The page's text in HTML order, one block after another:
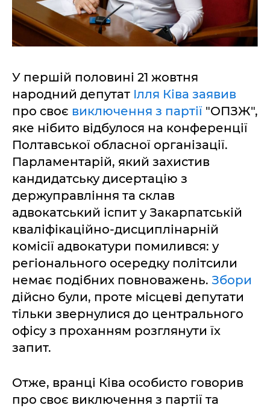
У першій половині 21 жовтня
народний депутат Ілля Ківа заявив
про своє виключення з партії "ОПЗЖ",
яке нібито відбулося на конференції
Полтавської обласної організації.
Парламентарій, який захистив
кандидатську дисертацію з
держуправління та склав
адвокатський іспит у Закарпатській
кваліфікаційно-дисциплінарній
комісії адвокатури помилився: у
регіонального осередку політсили
немає подібних повноважень. Збори
дійсно були, проте місцеві депутати
тільки звернулися до центрального
офісу з проханням розглянути їх
запит.
Отже, вранці Ківа особисто говорив
про своє виключення з партії та